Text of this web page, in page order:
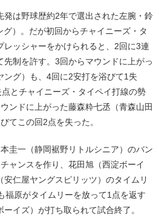
は野球歴約2年で選出された左腕・鈴
）。だが初回からチャイニーズ・タ
レッシャーをかけられると、2回に3連
制を許す。3回からマウンドに上がっ
ング）も、4回に2安打を浴びて1失
とチャイニーズ・タイペイ打線の勢
ンドに上がった藤森粋七丞（青森山田
てこの回2点を失った。
圭一（静岡裾野リトルシニア）のバン
ャンスを作り、花田旭（西淀ボーイ
安仁屋ヤングスピリッツ）のタイムリ
福原がタイムリーを放って1点を返す
イズ）が打ち取られて試合終了。